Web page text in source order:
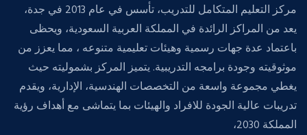
مركز التعليم المتكامل للتدريب، تأسس في عام 2013 في جدة،
يعد من المراكز الرائدة في المملكة العربية السعودية، ويحظى
باعتماد عدة جهات رسمية وهيئات تعليمية متنوعه ، مما يعزز من
موثوقيته وجودة برامجه التدريبية. يتميز المركز بشموليته حيث
يغطي مجموعة واسعة من التخصصات الهندسية، الإدارية، ويقدم
تدريبات عالية الجودة للافراد والهيئات بما يتماشى مع أهداف رؤية
المملكة 2030،